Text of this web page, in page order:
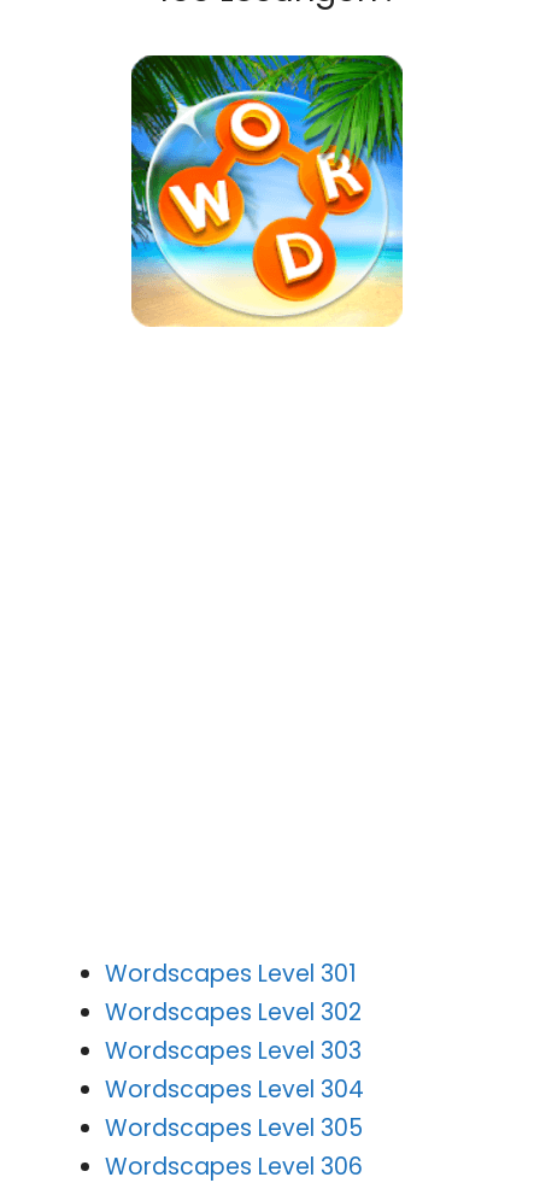
Wordscapes Level 301
Wordscapes Level 302
Wordscapes Level 303
Wordscapes Level 304
Wordscapes Level 305
Wordscapes Level 306